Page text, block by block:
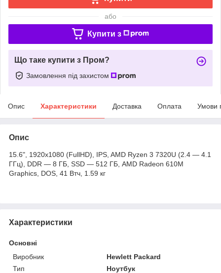
або
Купити з
Що таке купити з Пром?
Замовлення під захистом
Опис Характеристики Доставка Оплата Умови
Опис
15.6", 1920х1080 (FullHD), IPS, AMD Ryzen 3 7320U (2.4 — 4.1
ГГц), DDR — 8 ГБ, SSD — 512 ГБ, AMD Radeon 610M
Graphics, DOS, 41 Втч, 1.59 кг
Характеристики
Основні
Виробник
Hewlett Packard
Тип
Ноутбук